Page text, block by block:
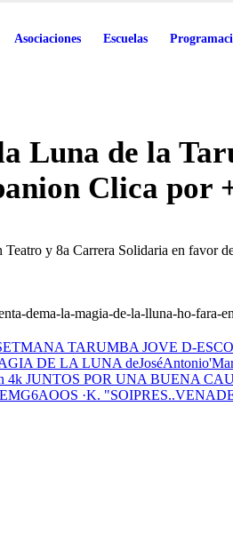
Asociaciones Escuelas
Luna de la
Clica por
y 8a Carrera Solidaria en favor
dema-la-magia-de-la-lluna-ho-